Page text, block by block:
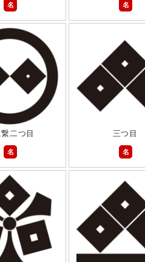
名
名
二つ目
名
三つ目
名